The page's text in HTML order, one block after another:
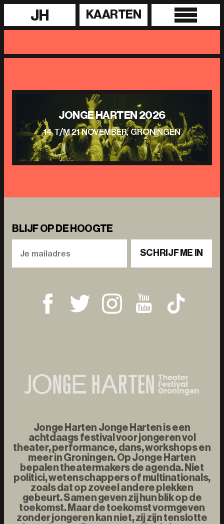
JH KAARTEN
JONGE HARTEN 2026
14 T/M 21 NOVEMBER, GRONINGEN
BLIJF OP DE HOOGTE
SCHRIJF ME IN
Jonge Harten Jonge Harten is een
achtdaags festival voor jongeren vol
theater, performance, dans, workshops en
meer in Groningen. Op Jonge Harten
bepalen theatermakers de agenda. Niet
politici, wetenschappers of multinationals,
zoals dat op zoveel andere plekken
gebeurt. Samen geven zij hun blik op de
toekomst. Maar de toekomst vormgeven
zonder jongeren kan niet, zij zijn tenslotte